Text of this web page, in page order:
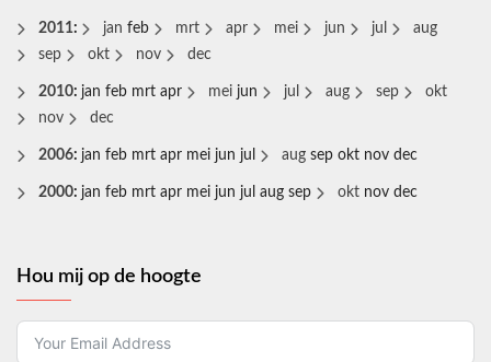
2011: jan feb mrt apr mei jun jul
aug
sep
okt nov dec
2010: jan feb mrt apr mei jun jul aug sep
okt
nov
dec
2006: jan feb mrt apr mei jun jul aug sep okt nov dec
2000: jan feb mrt apr mei jun jul aug sep okt nov dec
Hou mij op de hoogte